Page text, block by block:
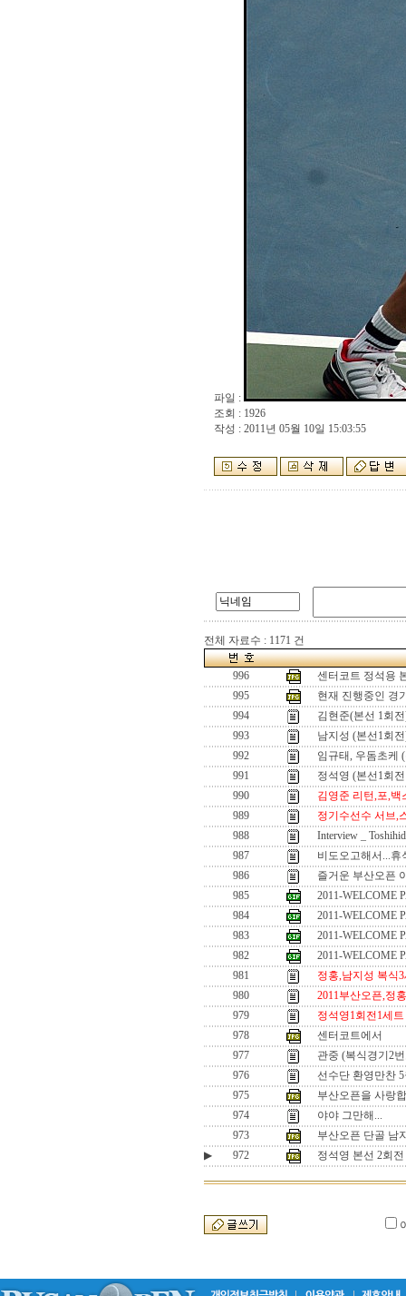
파일 :
조회 : 1926
작성 : 2011년 05월 10일 15:03:55
전체 자료수 : 1171 건
996
센터코트 정석용
995
현재 진행중인 경
994
김현준(본선 1회
993
남지성 (본선1회
992
임규태, 우돔초케
991
정석영 (본선1회
990
김영준 리턴,포,
989
정기수선수 서브,
988
Interview _
987
비도오고해서...휴
986
즐거운 부산오픈
985
2011-WELCOME
984
2011-WELCOME
983
2011-WELCOME
982
2011-WELCOME
981
정홍,남지성 복식
980
2011부산오픈,정
979
정석영1회전1세
978
센터코트에서
977
관중 (복식경기2
976
선수단 환영만찬
975
부산오픈을 사랑
974
야야 그만해...
973
부산오픈 단골 남
▶
972 정석영 본선 2회